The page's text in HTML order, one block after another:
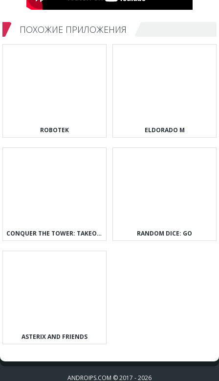
ПОХОЖИЕ ПРИЛОЖЕНИЯ
ROBOTEK ELDORADO M
CONQUER THE TOWER: TAKEOVER RANDOM DICE: GO
ASTERIX AND FRIENDS
ANDROIPS.COM © 2017 - 2026